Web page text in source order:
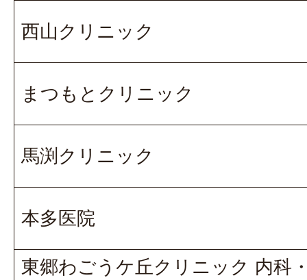
西山クリニック
まつもとクリニック
馬渕クリニック
本多医院
東郷わごうケ丘クリニック 内科